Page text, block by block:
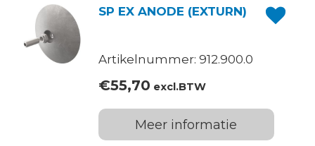
SP EX ANODE (EXTURN)
Artikelnummer: 912.900.0
€55,70 excl.BTW
Meer informatie